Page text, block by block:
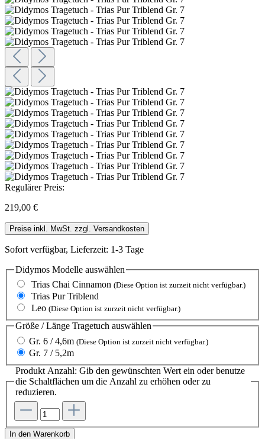
Regulärer Preis:
219,00 €
Preise inkl. MwSt. zzgl. Versandkosten
Sofort verfügbar, Lieferzeit: 1-3 Tage
Didymos Modelle auswählen
Trias Chai Cinnamon (Diese Option ist zurzeit nicht verfügbar.)
Trias Pur Triblend
Leo (Diese Option ist zurzeit nicht verfügbar.)
Größe / Länge Tragetuch auswählen
Gr. 6 / 4,6m (Diese Option ist zurzeit nicht verfügbar.)
Gr. 7 / 5,2m
Produkt Anzahl: Gib den gewünschten Wert ein oder benutze
die Schaltflächen um die Anzahl zu erhöhen oder zu
reduzieren.
In den Warenkorb